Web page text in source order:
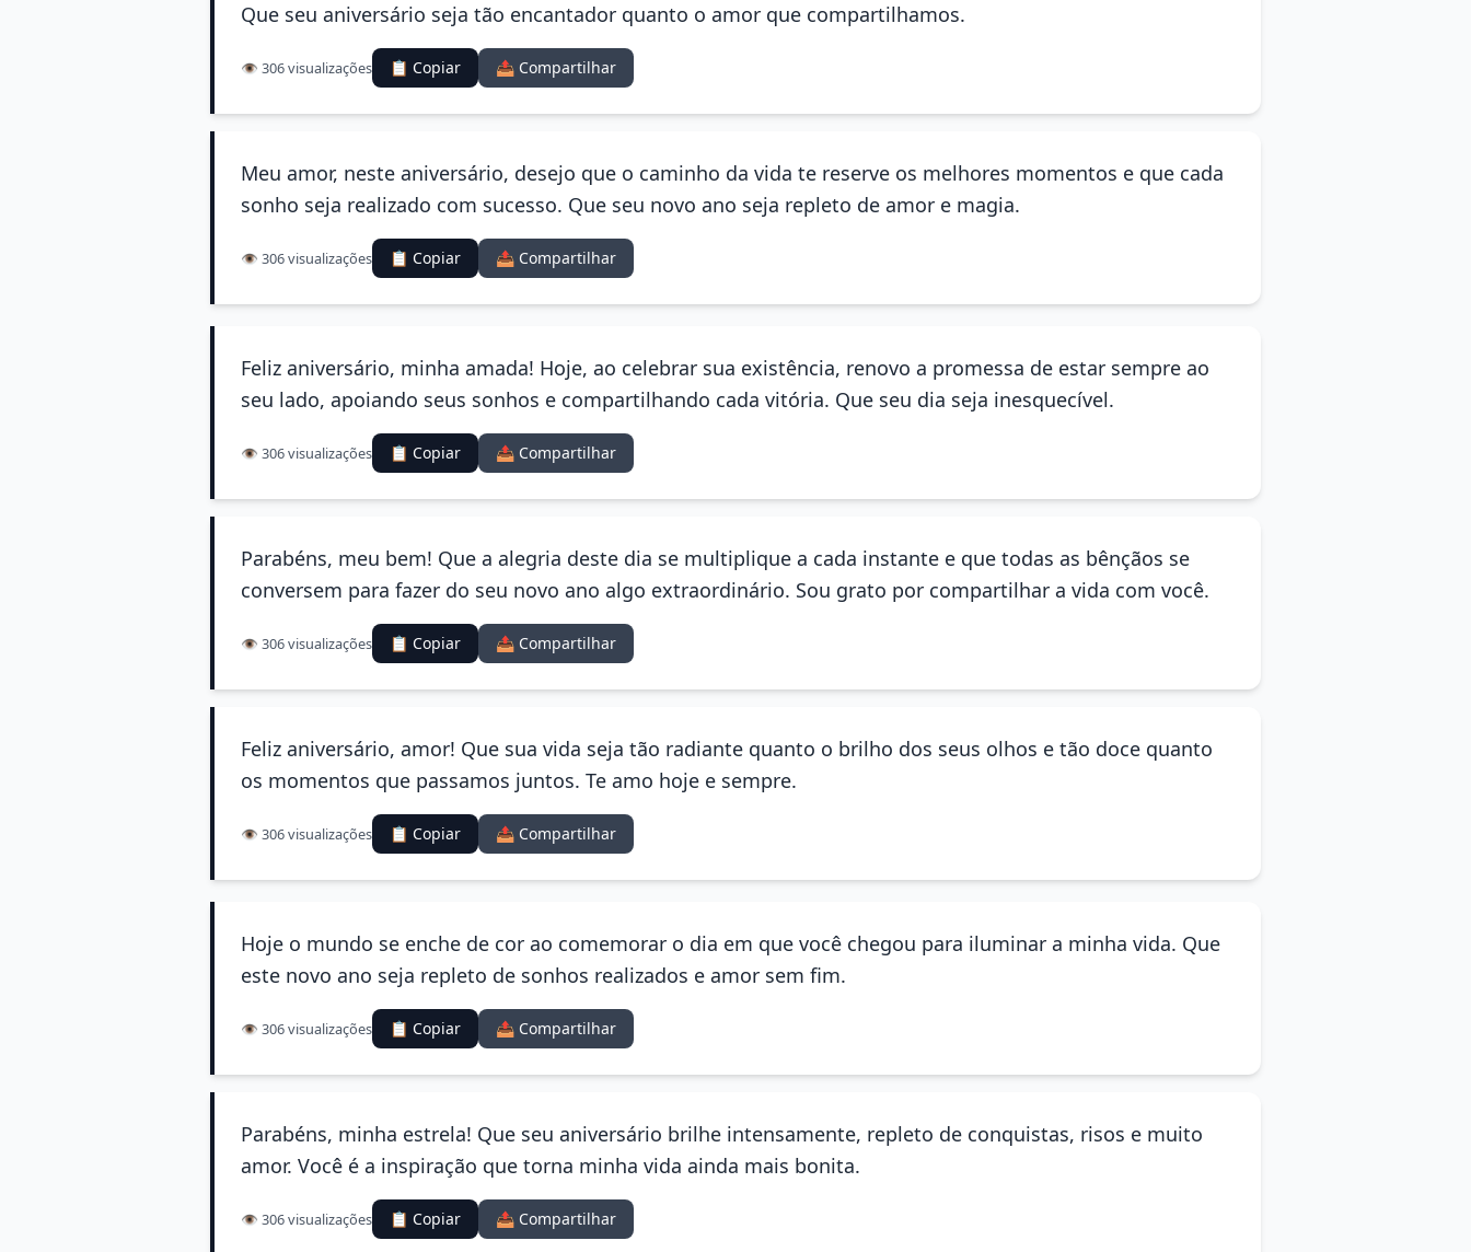
Que seu aniversário seja tão encantador quanto o amor que compartilhamos.
👁️ 306 visualizações 📋 Copiar 📤 Compartilhar
Meu amor, neste aniversário, desejo que o caminho da vida te reserve os melhores momentos e que cada
sonho seja realizado com sucesso. Que seu novo ano seja repleto de amor e magia.
👁️ 306 visualizações 📋 Copiar 📤 Compartilhar
Feliz aniversário, minha amada! Hoje, ao celebrar sua existência, renovo a promessa de estar sempre ao
seu lado, apoiando seus sonhos e compartilhando cada vitória. Que seu dia seja inesquecível.
👁️ 306 visualizações 📋 Copiar 📤 Compartilhar
Parabéns, meu bem! Que a alegria deste dia se multiplique a cada instante e que todas as bênçãos se
conversem para fazer do seu novo ano algo extraordinário. Sou grato por compartilhar a vida com você.
👁️ 306 visualizações 📋 Copiar 📤 Compartilhar
Feliz aniversário, amor! Que sua vida seja tão radiante quanto o brilho dos seus olhos e tão doce quanto
os momentos que passamos juntos. Te amo hoje e sempre.
👁️ 306 visualizações 📋 Copiar 📤 Compartilhar
Hoje o mundo se enche de cor ao comemorar o dia em que você chegou para iluminar a minha vida. Que
este novo ano seja repleto de sonhos realizados e amor sem fim.
👁️ 306 visualizações 📋 Copiar 📤 Compartilhar
Parabéns, minha estrela! Que seu aniversário brilhe intensamente, repleto de conquistas, risos e muito
amor. Você é a inspiração que torna minha vida ainda mais bonita.
👁️ 306 visualizações 📋 Copiar 📤 Compartilhar